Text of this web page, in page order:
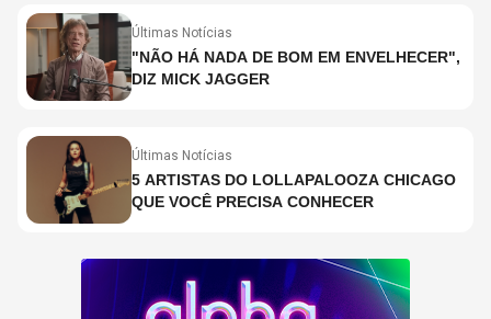
Últimas Notícias
"NÃO HÁ NADA DE BOM EM ENVELHECER",
DIZ MICK JAGGER
Últimas Notícias
5 ARTISTAS DO LOLLAPALOOZA CHICAGO
QUE VOCÊ PRECISA CONHECER